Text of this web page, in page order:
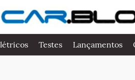
Testes Lançamentos